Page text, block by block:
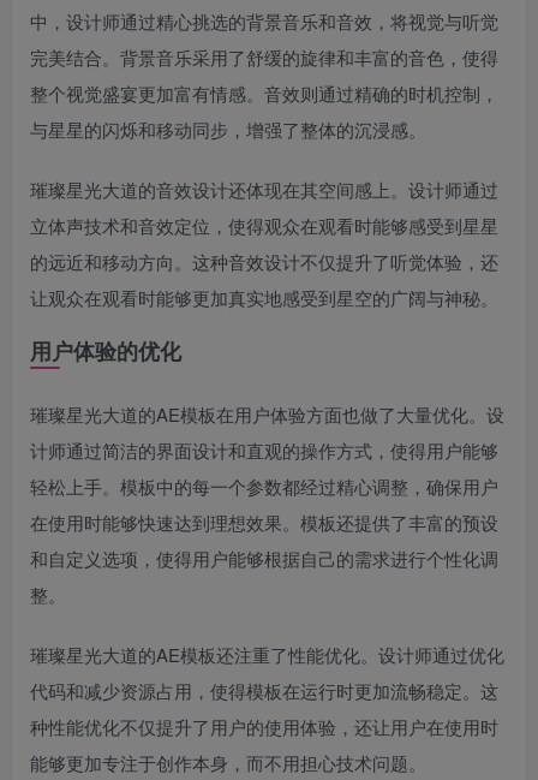
中，设计师通过精心挑选的背景音乐和音效，将视觉与听觉
完美结合。背景音乐采用了舒缓的旋律和丰富的音色，使得
整个视觉盛宴更加富有情感。音效则通过精确的时机控制，
与星星的闪烁和移动同步，增强了整体的沉浸感。
璀璨星光大道的音效设计还体现在其空间感上。设计师通过
立体声技术和音效定位，使得观众在观看时能够感受到星星
的远近和移动方向。这种音效设计不仅提升了听觉体验，还
让观众在观看时能够更加真实地感受到星空的广阔与神秘。
用户体验的优化
璀璨星光大道的AE模板在用户体验方面也做了大量优化。设
计师通过简洁的界面设计和直观的操作方式，使得用户能够
轻松上手。模板中的每一个参数都经过精心调整，确保用户
在使用时能够快速达到理想效果。模板还提供了丰富的预设
和自定义选项，使得用户能够根据自己的需求进行个性化调
整。
璀璨星光大道的AE模板还注重了性能优化。设计师通过优化
代码和减少资源占用，使得模板在运行时更加流畅稳定。这
种性能优化不仅提升了用户的使用体验，还让用户在使用时
能够更加专注于创作本身，而不用担心技术问题。